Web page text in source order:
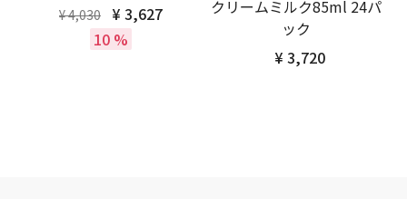
¥ 4,030
¥ 3,627
10 %
クリームミルク85ml 24パ
ック
¥ 3,720